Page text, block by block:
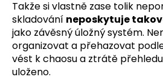
Takže si vlastně zase tolik
skladování neposkytuje
jako závěsný úložný systém.
organizovat a přehazovat
vést k chaosu a ztrátě
uloženo.